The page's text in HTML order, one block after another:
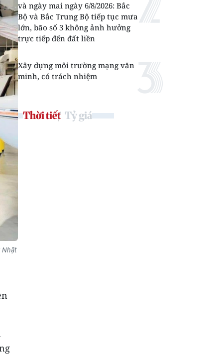
Nhật
và ngày mai ngày 6/8/2026: Bắc
Bộ và Bắc Trung Bộ tiếp tục mưa
lớn, bão số 3 không ảnh hưởng
trực tiếp đến đất liền
Xây dựng môi trường mạng văn
minh, có trách nhiệm
Thời tiết Tỷ giá